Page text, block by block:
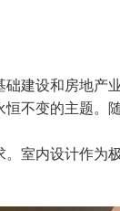
建设和房地产
不变的主题
室内设计作